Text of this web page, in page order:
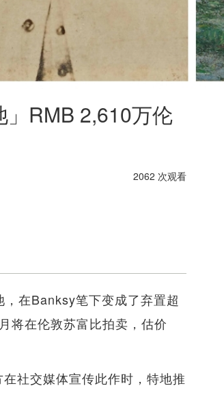
RMB 2,610万伦
2062 次观看
在Banksy笔下变成了弃置超
将在伦敦苏富比拍卖，估价
社交媒体宣传此作时，特地推